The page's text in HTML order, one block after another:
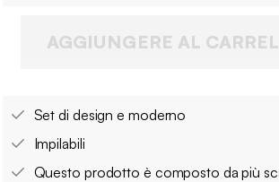
AGGIUNGERE AL
Set di design e moderno
Impilabili
Questo prodotto è composto da più